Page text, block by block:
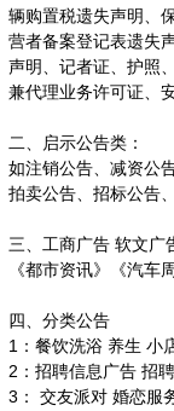
辆购置税遗失声明、
营者备案登记表遗失
声明、记者证、护照
兼代理业务许可证、
二、启示公告类：
如注销公告、减资公
拍卖公告、招标公告
三、工商广告 软文广
《都市资讯》《汽
四、分类公告
1：餐饮洗浴 养生 小
2：招聘信息广告 招
3： 交友派对 婚恋服